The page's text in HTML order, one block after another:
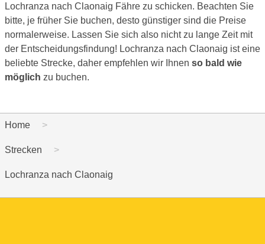
Lochranza nach Claonaig Fähre zu schicken. Beachten Sie
bitte, je früher Sie buchen, desto günstiger sind die Preise
normalerweise. Lassen Sie sich also nicht zu lange Zeit mit
der Entscheidungsfindung! Lochranza nach Claonaig ist eine
beliebte Strecke, daher empfehlen wir Ihnen so bald wie
möglich zu buchen.
Home
Strecken
Lochranza nach Claonaig